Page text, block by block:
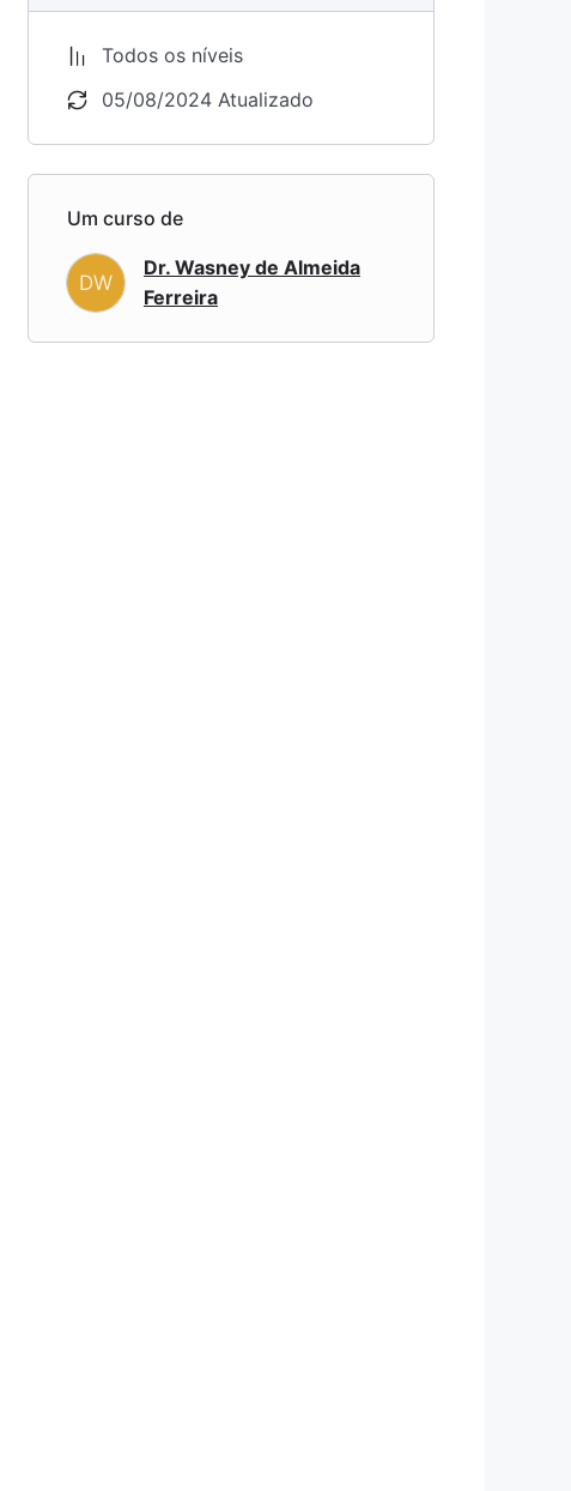
Todos os níveis
05/08/2024 Atualizado
Um curso de
DW
Dr. Wasney de Almeida
Ferreira